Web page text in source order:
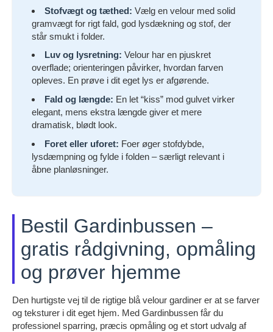
Stofvægt og tæthed: Vælg en velour med solid
gramvægt for rigt fald, god lysdækning og stof, der
står smukt i folder.
Luv og lysretning: Velour har en pjuskret
overflade; orienteringen påvirker, hvordan farven
opleves. En prøve i dit eget lys er afgørende.
Fald og længde: En let “kiss” mod gulvet virker
elegant, mens ekstra længde giver et mere
dramatisk, blødt look.
Foret eller uforet: Foer øger stofdybde,
lysdæmpning og fylde i folden – særligt relevant i
åbne planløsninger.
Bestil Gardinbussen –
gratis rådgivning, opmåling
og prøver hjemme
Den hurtigste vej til de rigtige blå velour gardiner er at se farver
og teksturer i dit eget hjem. Med Gardinbussen får du
professionel sparring, præcis opmåling og et stort udvalg af